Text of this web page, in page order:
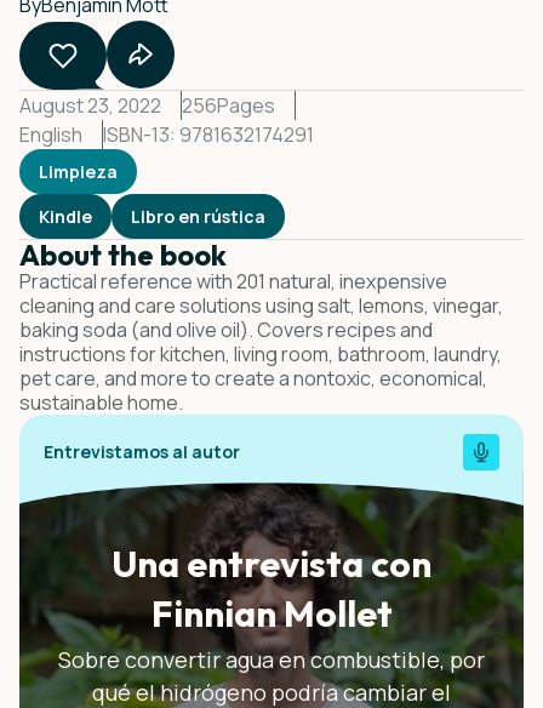
August 23, 2022 256Pages
English
ISBN-13: 9781632174291
Limpieza
Kindle
Libro en rústica
About the book
Practical reference with 201 natural, inexpensive
cleaning and care solutions using salt, lemons, vinegar,
baking soda (and olive oil). Covers recipes and
instructions for kitchen, living room, bathroom, laundry,
pet care, and more to create a nontoxic, economical,
sustainable home.
Entrevistamos al autor
Una entrevista con
Finnian Mollet
Sobre convertir agua en combustible, por
qué el hidrógeno podría cambiar el